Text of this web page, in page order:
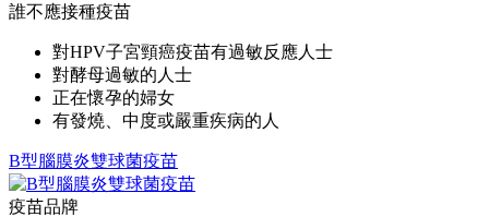
誰不應接種疫苗
對HPV子宮頸癌疫苗有過敏反應人士
對酵母過敏的人士
正在懷孕的婦女
有發燒、中度或嚴重疾病的人
B型腦膜炎雙球菌疫苗
疫苗品牌